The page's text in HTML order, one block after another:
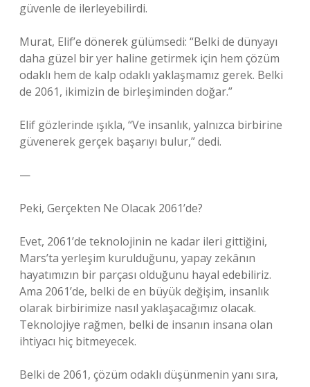
güvenle de ilerleyebilirdi.
Murat, Elif’e dönerek gülümsedi: “Belki de dünyayı
daha güzel bir yer haline getirmek için hem çözüm
odaklı hem de kalp odaklı yaklaşmamız gerek. Belki
de 2061, ikimizin de birleşiminden doğar.”
Elif gözlerinde ışıkla, “Ve insanlık, yalnızca birbirine
güvenerek gerçek başarıyı bulur,” dedi.
—
Peki, Gerçekten Ne Olacak 2061’de?
Evet, 2061’de teknolojinin ne kadar ileri gittiğini,
Mars’ta yerleşim kurulduğunu, yapay zekânın
hayatımızın bir parçası olduğunu hayal edebiliriz.
Ama 2061’de, belki de en büyük değişim, insanlık
olarak birbirimize nasıl yaklaşacağımız olacak.
Teknolojiye rağmen, belki de insanın insana olan
ihtiyacı hiç bitmeyecek.
Belki de 2061, çözüm odaklı düşünmenin yanı sıra,